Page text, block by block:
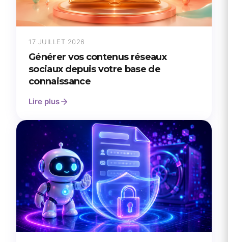
17 JUILLET 2026
Générer vos contenus réseaux
sociaux depuis votre base de
connaissance
Lire plus